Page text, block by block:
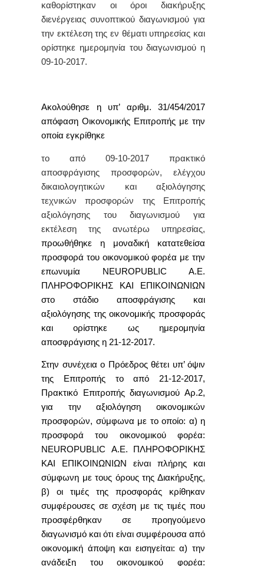
καθορίστηκαν οι όροι διακήρυξης
διενέργειας συνοπτικού διαγωνισμού για
την εκτέλεση της εν θέματι υπηρεσίας και
ορίστηκε ημερομηνία του διαγωνισμού η
09-10-2017.
Ακολούθησε η υπ’ αριθμ. 31/454/2017
απόφαση Οικονομικής Επιτροπής με την
οποία εγκρίθηκε
το από 09-10-2017 πρακτικό
αποσφράγισης προσφορών, ελέγχου
δικαιολογητικών και αξιολόγησης
τεχνικών προσφορών της Επιτροπής
αξιολόγησης του διαγωνισμού για
εκτέλεση της ανωτέρω υπηρεσίας,
προωθήθηκε η μοναδική κατατεθείσα
προσφορά του οικονομικού φορέα με την
επωνυμία NEUROPUBLIC A.E.
ΠΛΗΡΟΦΟΡΙΚΗΣ ΚΑΙ ΕΠΙΚΟΙΝΩΝΙΩΝ
στο στάδιο αποσφράγισης και
αξιολόγησης της οικονομικής προσφοράς
και ορίστηκε ως ημερομηνία
αποσφράγισης η 21-12-2017.
Στην συνέχεια ο Πρόεδρος θέτει υπ’ όψιν
της Επιτροπής το από 21-12-2017,
Πρακτικό Επιτροπής διαγωνισμούΑρ.2,
για την αξιολόγηση οικονοµικών
προσφορών, σύμφωνα με το οποίο: α) η
προσφοράτου οικονομικού φορέα:
NEUROPUBLIC
A.E. ΠΛΗΡΟΦΟΡΙΚΗΣ
ΚΑΙ ΕΠΙΚΟΙΝΩΝΙΩΝ
είναι πλήρης και
σύμφωνη με τους όρους της Διακήρυξης,
β)
οι τιμές της προσφοράς κρίθηκαν
συμφέρουσες σε σχέση με τις τιμές που
προσφέρθηκαν σε προηγούμενο
διαγωνισμό και ότι είναι συμφέρουσα από
οικονομική άποψη και εισηγείται: α) την
ανάδειξη του οικονομικού φορέα: